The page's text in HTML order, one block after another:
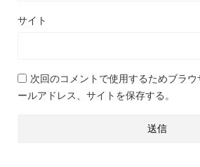
サイト
次回のコメントで使用するためブラ
ールアドレス、サイトを保存する。